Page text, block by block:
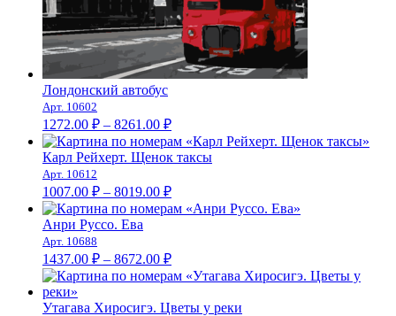
Лондонский автобус
Арт. 10602
1272.00 ₽ – 8261.00 ₽Диапазон
цен:
1272.00 ₽
8261.00 ₽
Карл Рейхерт. Щенок таксы
Арт. 10612
1007.00 ₽ – 8019.00 ₽Диапазон
цен:
8019.00 ₽
Анри Руссо. Ева
Арт. 10688
1437.00 ₽ – 8672.00 ₽Диапазон
цен:
–
Утагава Хиросигэ. Цветы у реки